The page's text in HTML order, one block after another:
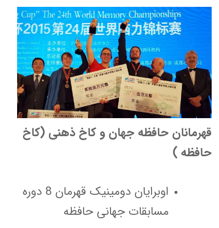
قهرمانان حافظه جهان و کاخ ذهنی (کاخ
حافظه )
اوبرایان دومینیک قهرمان 8 دوره
مسابقات جهانی حافظه